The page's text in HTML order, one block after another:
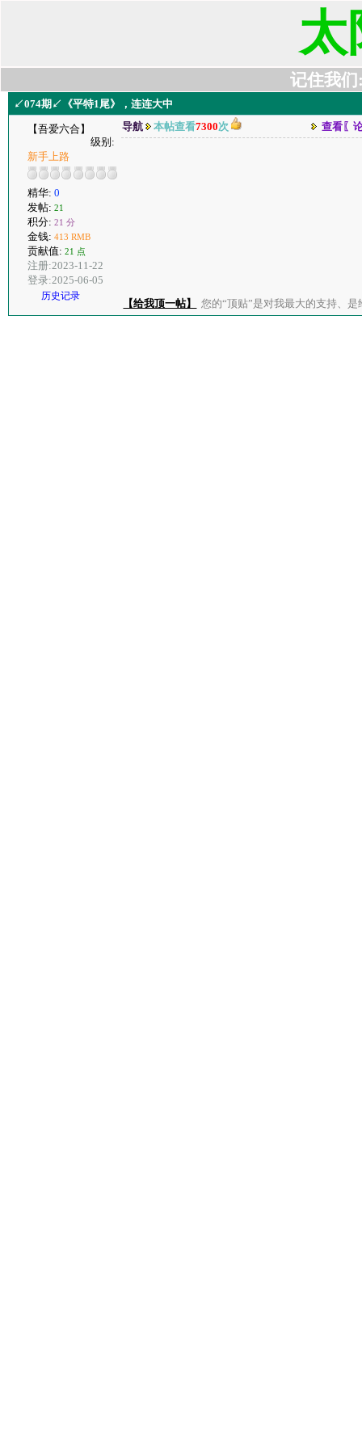
太
记住我们
↙074期↙《平特1尾》，连连大中
【吾爱六合】
级别:
新手上路
精华: 0
发帖: 21
积分: 21 分
金钱: 413 RMB
贡献值: 21 点
注册:2023-11-22
登录:2025-06-05
历史记录
导航 本帖查看7300次 查看〖
【给我顶一帖】 您的“顶贴”是对我最大的支持、